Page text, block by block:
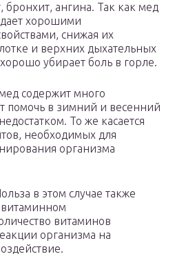
бронхит, ангина. Так как мед
хорошими
снижая их
и верхних дыхательных
убирает боль в горле.
содержит много
помочь в зимний и весенний
То же касается
необходимых для
организма
в этом случае также
витаминном
витаминов
организма на